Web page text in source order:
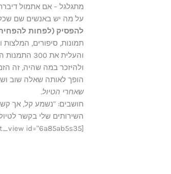
מתגלגל – אם אתמול
על מה יש באנשים שם שכל
להפסיק (לפחות
תמונות, סיפורים,
ולהיזכר במה שהיה, זה
הופך לאותה שאלה שוב
שאחרי הטיול.
חושבים: "נשמע קל, אך
השירותים שלי בקשר
[pt_view id="6a85ab5s35"]